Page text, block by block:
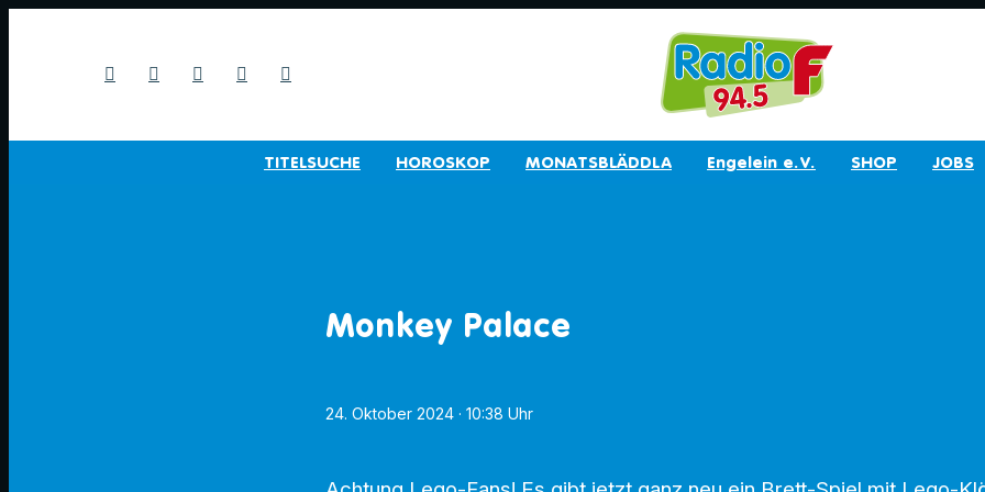
TITELSUCHE HOROSKOP MONATSBLÄDDLA Engelein e.V. SHOP JOBS
Monkey Palace
24. Oktober 2024 · 10:38 Uhr